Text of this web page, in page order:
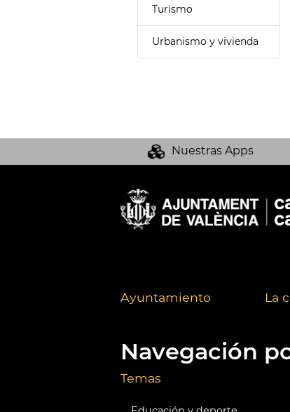
Turismo
Urbanismo y vivienda
Nuestras Apps
Ayuntamiento La
Navegación
Temas